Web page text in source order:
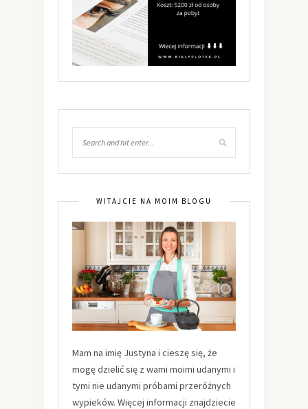
WITAJCIE NA MOIM BLOGU
Mam na imię Justyna i cieszę się, że
mogę dzielić się z wami moimi udanymi i
tymi nie udanymi próbami przeróżnych
wypieków. Więcej informacji znajdziecie